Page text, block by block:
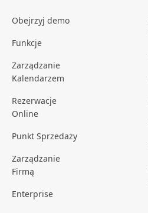
Obejrzyj demo
Funkcje
Zarządzanie
Kalendarzem
Rezerwacje
Online
Punkt Sprzedaży
Zarządzanie
Firmą
Enterprise